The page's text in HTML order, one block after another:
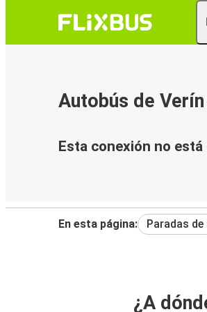
Autobús de
Esta conexión no
En esta página: Paradas
¿A